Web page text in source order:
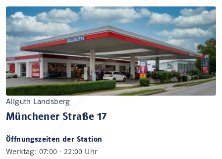
Allguth Landsberg
Münchener Straße 17
Öffnungszeiten der Station
Werktag: 07:00 - 22:00 Uhr